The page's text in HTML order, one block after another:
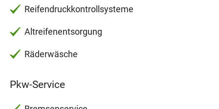
Reifendruckkontrollsysteme
Altreifenentsorgung
Räderwäsche
Pkw-Service